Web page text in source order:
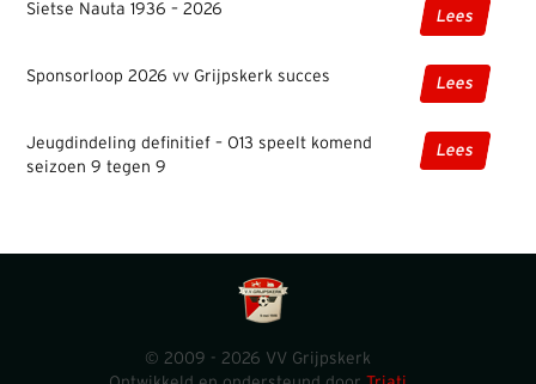
Sietse Nauta 1936 – 2026 Lees
Sponsorloop 2026 vv Grijpskerk succes Lees
Jeugdindeling definitief – O13 speelt komend
seizoen 9 tegen 9
Lees
© 2009 - 2026 VV Grijpskerk